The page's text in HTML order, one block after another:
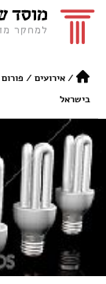
/אירועים /
בישראל